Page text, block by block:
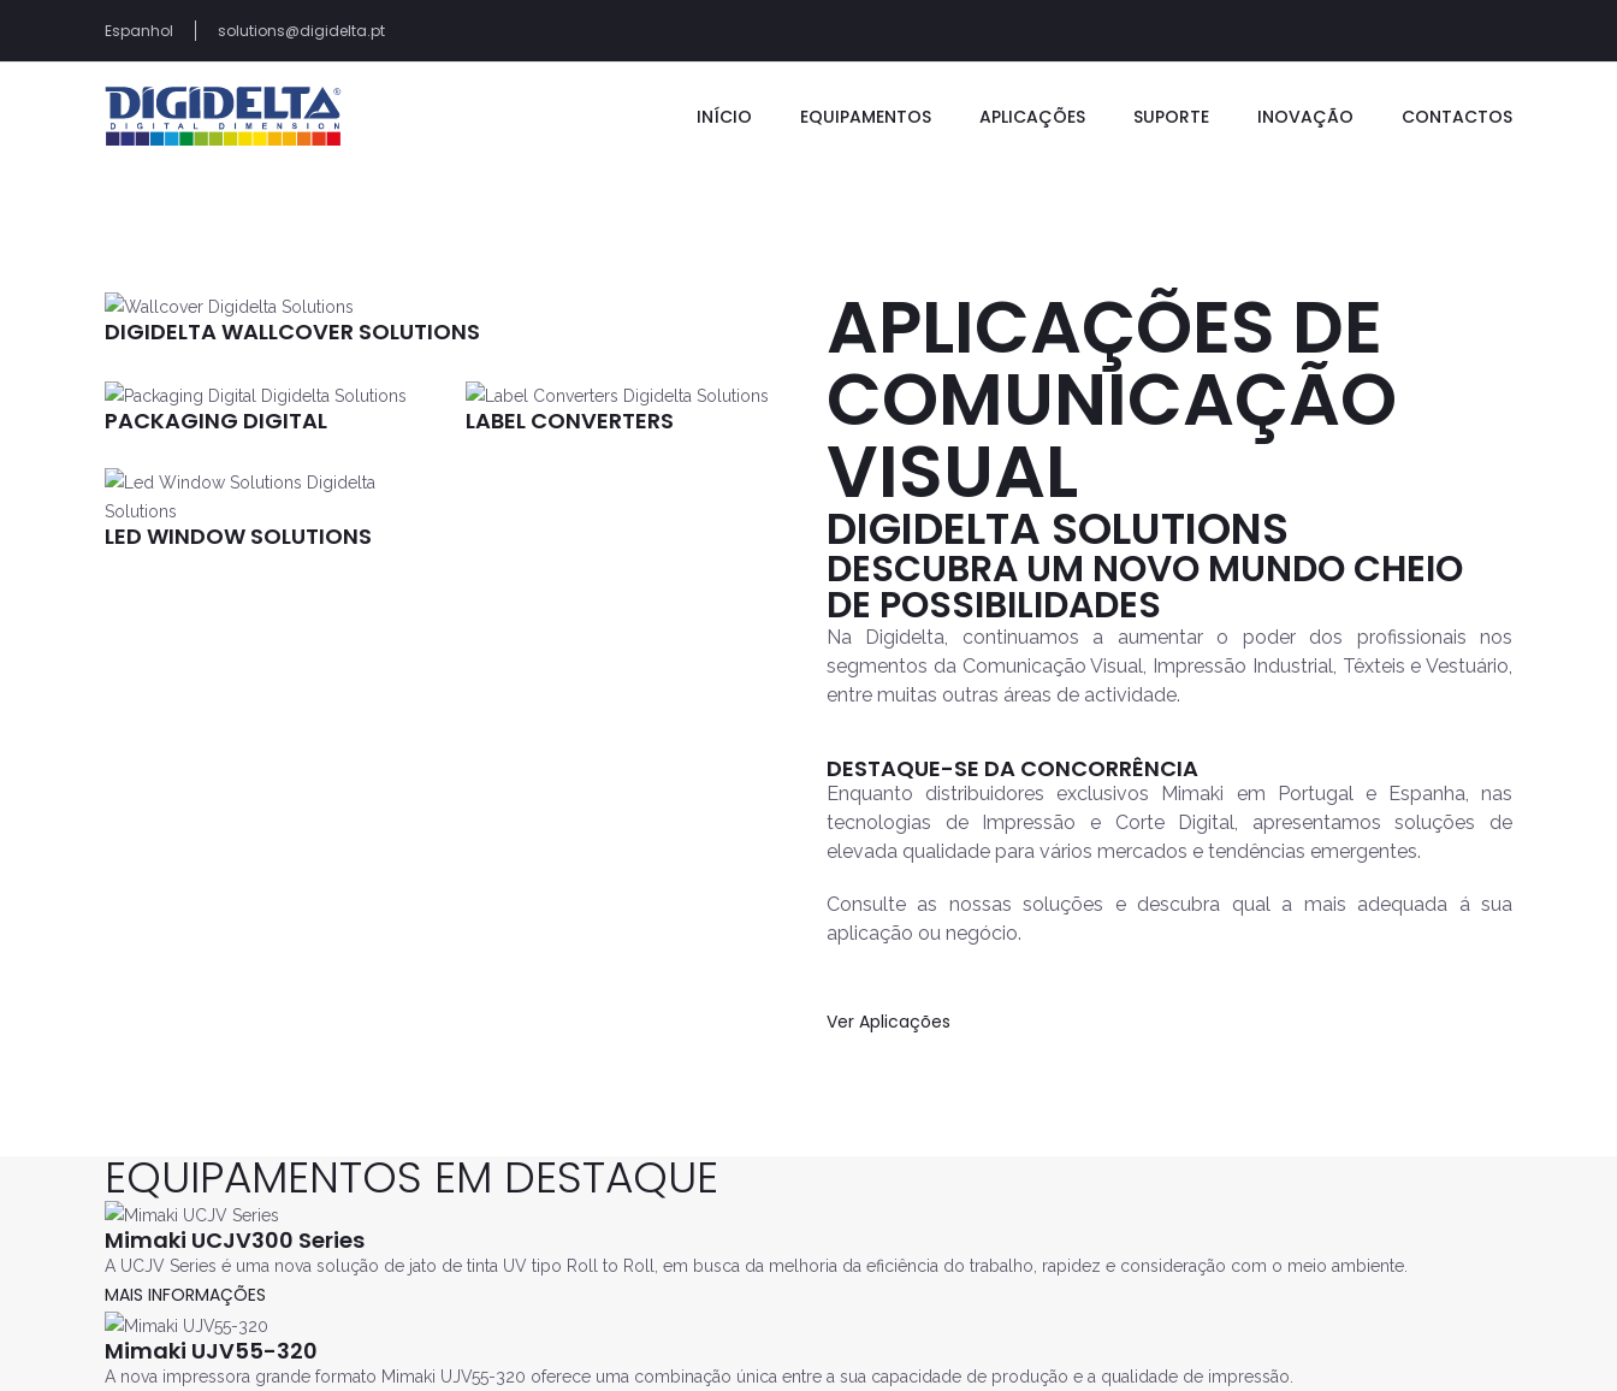
Espanhol solutions@digidelta.pt
INÍCIO EQUIPAMENTOS APLICAÇÕES SUPORTE INOVAÇÃO CONTACTOS
DIGIDELTA WALLCOVER SOLUTIONS
PACKAGING DIGITAL LABEL CONVERTERS
LED WINDOW SOLUTIONS
APLICAÇÕES DE
COMUNICAÇÃO
VISUAL
DIGIDELTA SOLUTIONS
DESCUBRA UM NOVO MUNDO CHEIO
DE POSSIBILIDADES
Na Digidelta, continuamos a aumentar o poder dos profissionais nos
segmentos da Comunicação Visual, Impressão Industrial, Têxteis e Vestuário,
entre muitas outras áreas de actividade.
DESTAQUE-SE DA CONCORRÊNCIA
Enquanto distribuidores exclusivos Mimaki em Portugal e Espanha, nas
tecnologias de Impressão e Corte Digital, apresentamos soluções de
elevada qualidade para vários mercados e tendências emergentes.
Consulte as nossas soluções e descubra qual a mais adequada á sua
aplicação ou negócio.
Ver Aplicações
EQUIPAMENTOS EM DESTAQUE
Mimaki UCJV300 Series
A UCJV Series é uma nova solução de jato de tinta UV tipo Roll to Roll, em busca da melhoria da eficiência do trabalho, rapidez e consideração com o meio ambiente.
MAIS INFORMAÇÕES
Mimaki UJV55-320
A nova impressora grande formato Mimaki UJV55-320 oferece uma combinação única entre a sua capacidade de produção e a qualidade de impressão.